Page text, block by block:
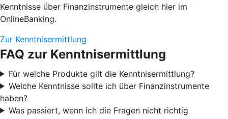
Kenntnisse über Finanzinstrumente gleich hier im
OnlineBanking.
Zur Kenntnisermittlung
FAQ zur Kenntnisermittlung
Für welche Produkte gilt die Kenntnisermittlung?
Welche Kenntnisse sollte ich über Finanzinstrumente
haben?
Was passiert, wenn ich die Fragen nicht richtig